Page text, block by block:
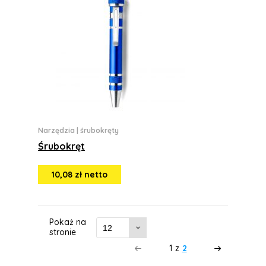
Narzędzia śrubokręty
Śrubokręt
10,08 zł netto
Pokaż na
stronie
1 z 2